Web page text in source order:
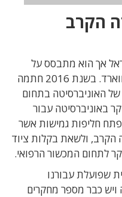
הקרב
אך הוא מתבסס על
מחקרים שבוצעו באוניברסיטת הרווארד. בשנת 2016 חתמה
של האוניברסיטה בתחום
באוניברסיטה עבור
חליפות גמישות אשר
הקרב, ולשאת בקלות ציוד
לתחום המכשור הרפואי.
שפועלת עבורנו
כבר מספר מחקרים